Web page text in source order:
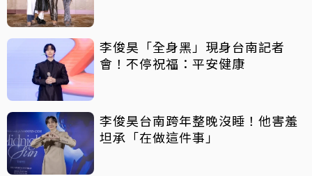
李俊昊「全身黑」現身台南記者
會！不停祝福：平安健康
李俊昊台南跨年整晚沒睡！他害羞
坦承「在做這件事」